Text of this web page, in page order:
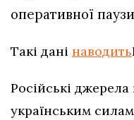
оперативної
Такі дані наводить
Російські
українським